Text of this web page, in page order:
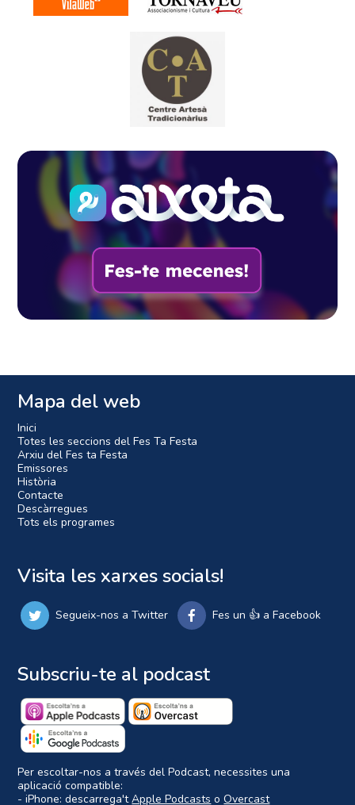
Mapa del web
Inici
Totes les seccions del Fes Ta Festa
Arxiu del Fes ta Festa
Emissores
Història
Contacte
Descàrregues
Tots els programes
Visita les xarxes socials!
Segueix-nos a Twitter Fes un 👍 a Facebook
Subscriu-te al podcast
Per escoltar-nos a través del Podcast, necessites una
aplicació compatible:
- iPhone: descarrega'tApple Podcasts oOvercast